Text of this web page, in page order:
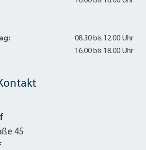
45
08.30 bis 12.00 Uhr
16.00 bis 18.00 Uhr